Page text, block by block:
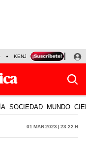
KENJI FUJIMORI
SOCIEDAD MUNDO
01 Mar 2023 | 23:22 h